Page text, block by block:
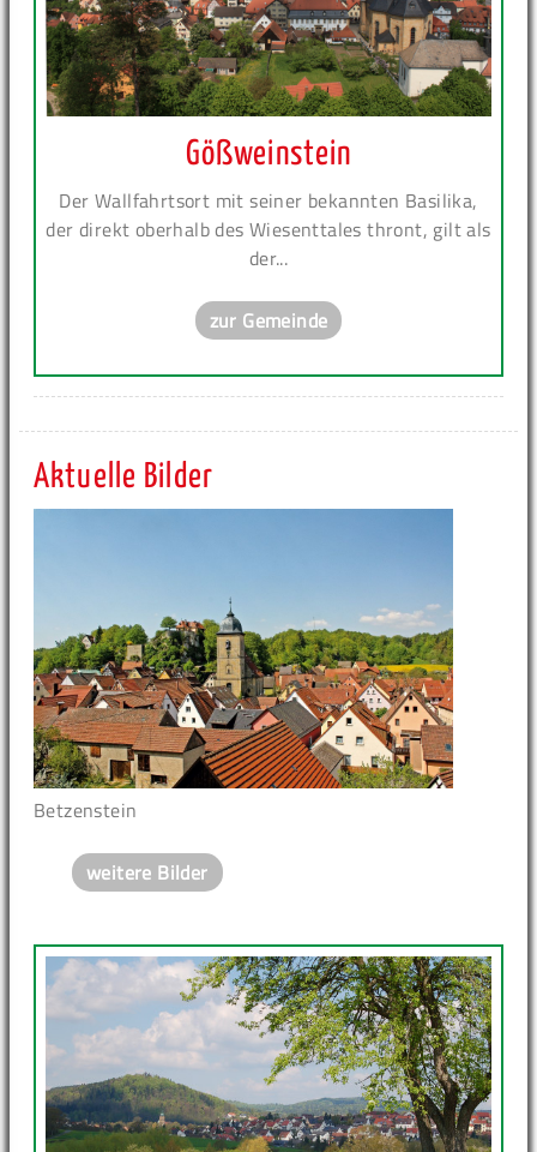
Gößweinstein
Der Wallfahrtsort mit seiner bekannten Basilika,
der direkt oberhalb des Wiesenttales thront, gilt als
der...
zur Gemeinde
Aktuelle Bilder
Betzenstein
weitere Bilder